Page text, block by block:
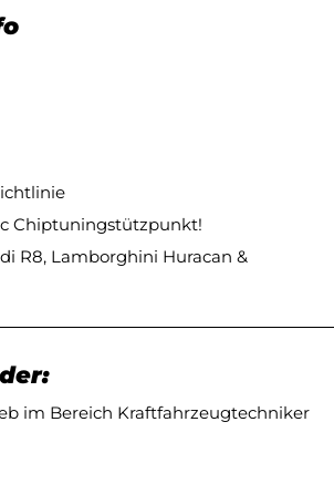
Chiptuningstützpunkt!
R8, Lamborghini Huracan &
im Bereich Kraftfahrzeugtechniker